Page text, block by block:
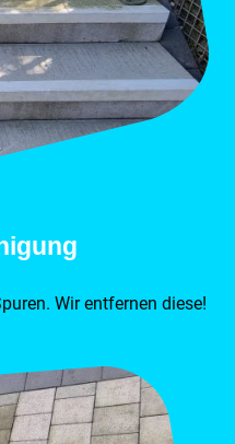
Wir entfernen diese!